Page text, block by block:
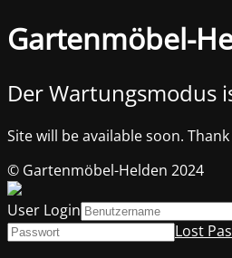
Gartenmöbel-
Der Wartungsmodus
Site will be available soon.
© Gartenmöbel-Helden 2024
User Login
Lost